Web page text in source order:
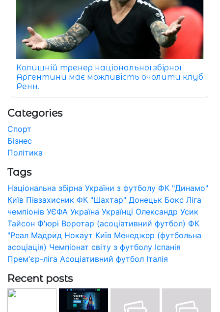
Колишній тренер національної збірної
Аргентини має можливість очолити клуб
Ренн.
Categories
Спорт
Бізнес
Політика
Tags
Національна збірна України з футболу ФК "Динамо"
Київ Півзахисник ФК "Шахтар" Донецьк Бокс Ліга
чемпіонів УЄФА Україна Українці Олександр Усик
Тайсон Ф'юрі Воротар (асоціативний футбол) ФК
"Реал Мадрид Нокаут Київ Менеджер (футбольна
асоціація) Чемпіонат світу з футболу Іспанія
Прем'єр-ліга Асоціативний футбол Італія
Recent posts